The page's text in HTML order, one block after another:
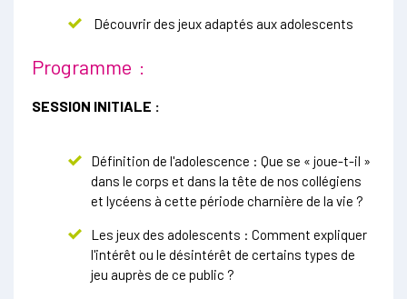
Découvrir des jeux adaptés aux adolescents
Programme :
SESSION INITIALE :
Définition de l'adolescence : Que se « joue-t-il »
dans le corps et dans la tête de nos collégiens
et lycéens à cette période charnière de la vie ?
Les jeux des adolescents : Comment expliquer
l'intérêt ou le désintérêt de certains types de
jeu auprès de ce public ?